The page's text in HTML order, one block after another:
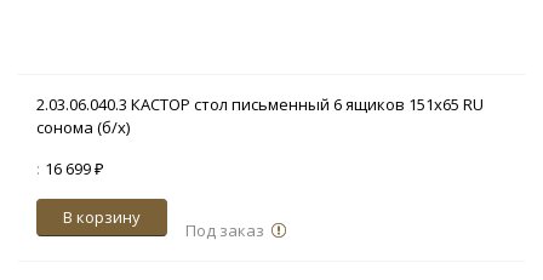
2.03.06.040.3 КАСТОР стол письменный 6 ящиков 151х65 RU
сонома (б/х)
: 16 699 ₽
В корзину
Под заказ